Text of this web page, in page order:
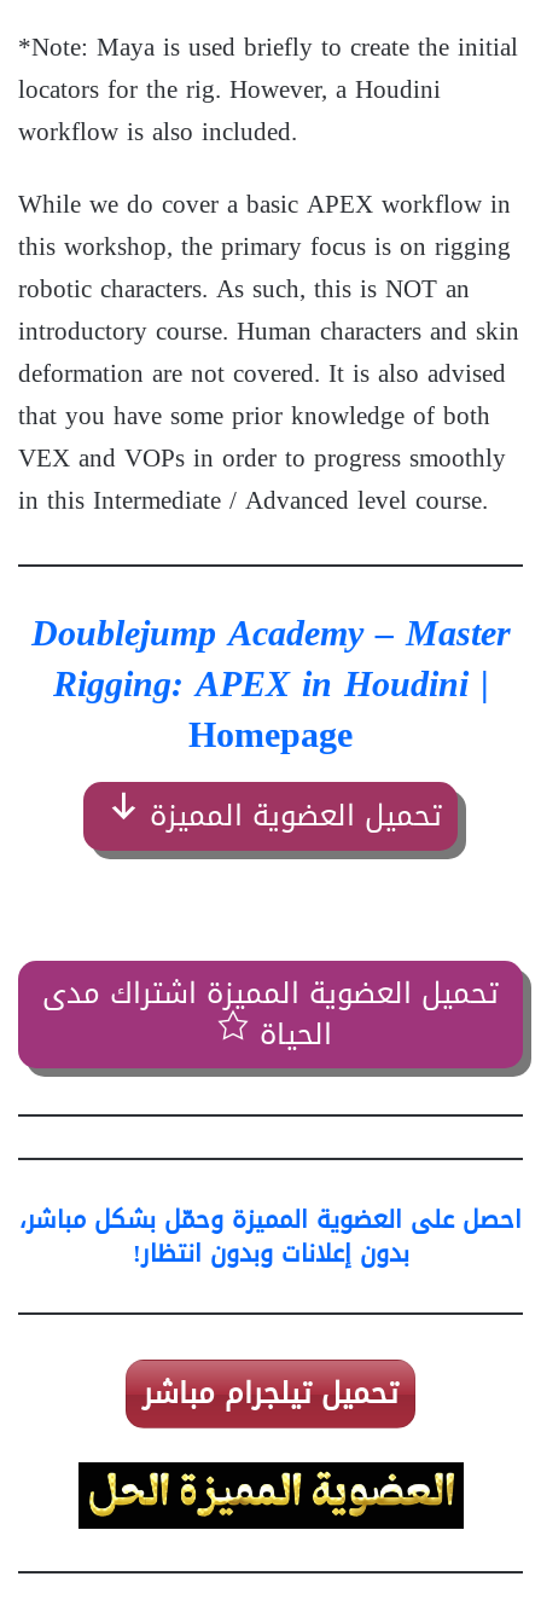
*Note: Maya is used briefly to create the initial
locators for the rig. However, a Houdini
workflow is also included.
While we do cover a basic APEX workflow in
this workshop, the primary focus is on rigging
robotic characters. As such, this is NOT an
introductory course. Human characters and skin
deformation are not covered. It is also advised
that you have some prior knowledge of both
VEX and VOPs in order to progress smoothly
in this Intermediate / Advanced level course.
Doublejump Academy – Master
Rigging: APEX in Houdini|
Homepage
تحميل العضوية المميزة
تحميل العضوية المميزة اشتراك مدى
الحياة
احصل على العضوية المميزة وحمّل بشكل مباشر،
بدون إعلانات وبدون انتظار!
تحميل تيلجرام مباشر